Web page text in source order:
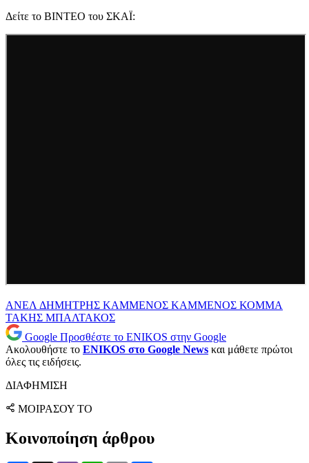
Δείτε το ΒΙΝΤΕΟ του ΣΚΑΪ:
ΑΝΕΛ ΔΗΜΗΤΡΗΣ ΚΑΜΜΕΝΟΣ ΚΑΜΜΕΝΟΣ ΚΟΜΜΑ
ΤΑΚΗΣ ΜΠΑΛΤΑΚΟΣ
Google Προσθέστε το ENIKOS στην Google
Ακολουθήστε το ENIKOS στο Google News και μάθετε πρώτοι
όλες τις ειδήσεις.
ΔΙΑΦΗΜΙΣΗ
ΜΟΙΡΑΣΟΥ ΤΟ
Κοινοποίηση άρθρου